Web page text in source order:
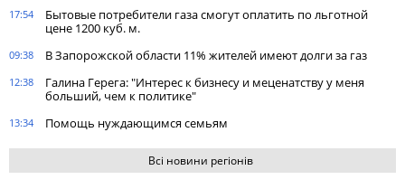
17:54
Бытовые потребители газа cмогут оплатить по льготной
цене 1200 куб. м.
09:38 В Запорожской области 11% жителей имеют долги за газ
12:38
Галина Герега: "Интерес к бизнесу и меценатству у меня
больший, чем к политике"
13:34 Помощь нуждающимся семьям
Всі новини регіонів